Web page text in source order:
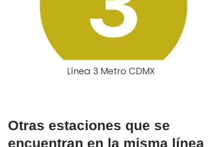
Línea 3 Metro CDMX
Otras estaciones que se
encuentran en la misma línea